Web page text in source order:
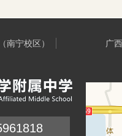
南宁校区） 广